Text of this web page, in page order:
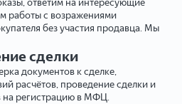
ответим на интересующие
работы с возражениями
без участия продавца. Мы
сделки
документов к сделке,
расчётов, проведение сделки и
на регистрацию в МФЦ.